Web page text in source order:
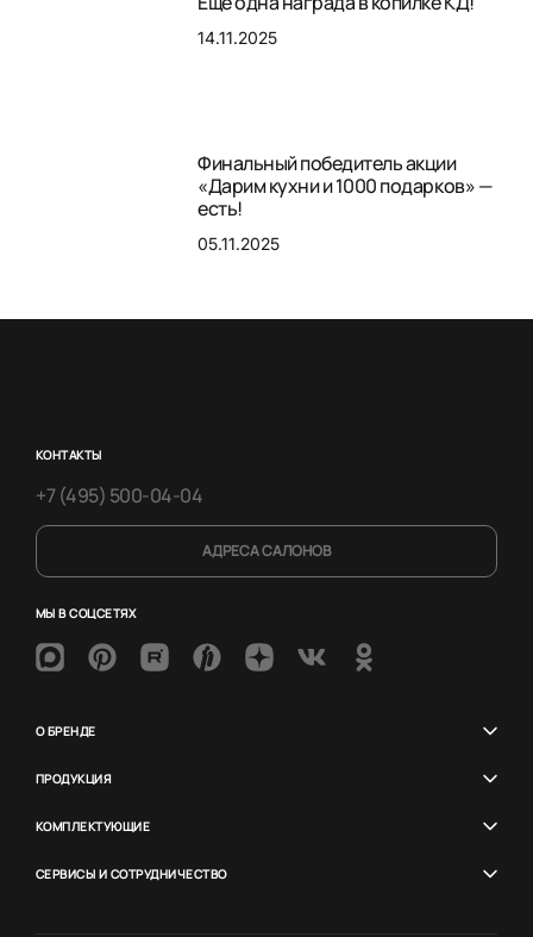
14.11.2025
Финальный победитель акции
«Дарим кухни и 1000 подарков» —
есть!
05.11.2025
КОНТАКТЫ
+7 (495) 500-04-04
АДРЕСА САЛОНОВ
МЫ В СОЦСЕТЯХ
О БРЕНДЕ
ПРОДУКЦИЯ
КОМПЛЕКТУЮЩИЕ
СЕРВИСЫ И СОТРУДНИЧЕСТВО